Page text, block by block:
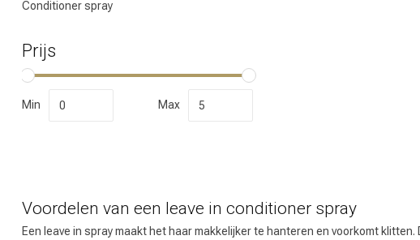
Welke categorie ben
Conditioner spray
Prijs
Min Max
Voordelen van een leave in conditioner spray
Een leave in spray maakt het haar makkelijker te hanteren en voorkomt